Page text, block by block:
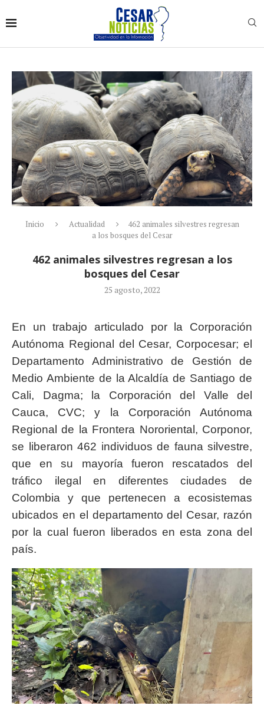
Inicio Actualidad
462 animales silvestres regresan
a los bosques del Cesar
462 animales silvestres regresan a los
bosques del Cesar
25 agosto, 2022
En un trabajo articulado por la Corporación
Autónoma Regional del Cesar, Corpocesar; el
Departamento Administrativo de Gestión de
Medio Ambiente de la Alcaldía de Santiago de
Cali, Dagma; la Corporación del Valle del
Cauca, CVC; y la Corporación Autónoma
Regional de la Frontera Nororiental, Corponor,
se liberaron 462 individuos de fauna silvestre,
que en su mayoría fueron rescatados del
tráfico ilegal en diferentes ciudades de
Colombia y que pertenecen a ecosistemas
ubicados en el departamento del Cesar, razón
por la cual fueron liberados en esta zona del
país.